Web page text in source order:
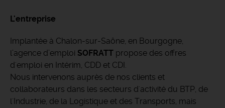
L'entreprise
Implantée à Chalon-sur-Saône, en Bourgogne,
l’agence d’emploi SOFRATT propose des offres
d'emploi en Intérim, CDD et CDI.
Nous intervenons auprès de nos clients et
collaborateurs dans les secteurs d'activité du BTP, de
l'Industrie, de la Logistique et des Transports, mais